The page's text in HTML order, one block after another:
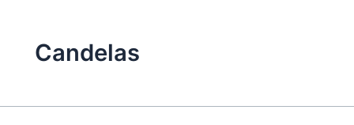
Candelas